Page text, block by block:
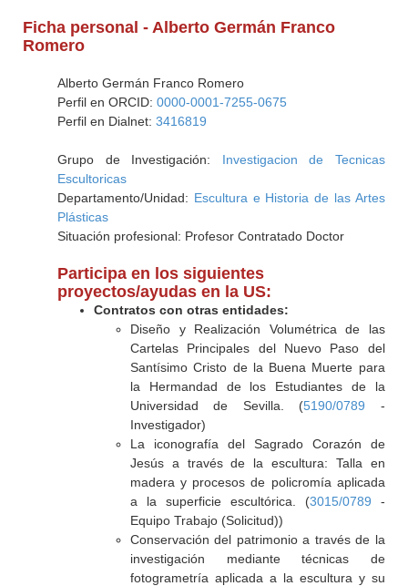
Ficha personal - Alberto Germán Franco
Romero
Alberto Germán Franco Romero
Perfil en ORCID: 0000-0001-7255-0675
Perfil en Dialnet: 3416819
Grupo de Investigación: Investigacion de Tecnicas
Escultoricas
Departamento/Unidad: Escultura e Historia de las Artes
Plásticas
Situación profesional: Profesor Contratado Doctor
Participa en los siguientes
proyectos/ayudas en la US:
Contratos con otras entidades:
Diseño y Realización Volumétrica de las
Cartelas Principales del Nuevo Paso del
Santísimo Cristo de la Buena Muerte para
la Hermandad de los Estudiantes de la
Universidad de Sevilla. (5190/0789 -
Investigador)
La iconografía del Sagrado Corazón de
Jesús a través de la escultura: Talla en
madera y procesos de policromía aplicada
a la superficie escultórica. (3015/0789 -
Equipo Trabajo (Solicitud))
Conservación del patrimonio a través de la
investigación mediante técnicas de
fotogrametría aplicada a la escultura y su